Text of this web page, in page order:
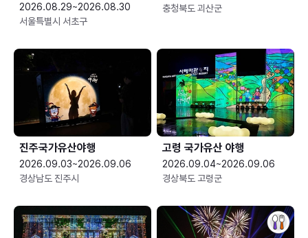
2026.08.29~2026.08.30
서울특별시 서초구
충청북도 괴산군
진주국가유산야행
2026.09.03~2026.09.06
경상남도 진주시
고령 국가유산 야행
2026.09.04~2026.09.06
경상북도 고령군